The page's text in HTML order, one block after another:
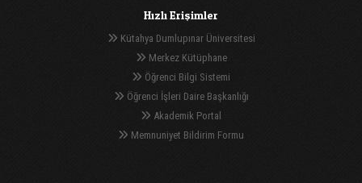
Hızlı Erişimler
Kütahya Dumlupınar Üniversitesi
Merkez Kütüphane
Öğrenci Bilgi Sistemi
Öğrenci İşleri Daire Başkanlığı
Akademik Portal
Memnuniyet Bildirim Formu